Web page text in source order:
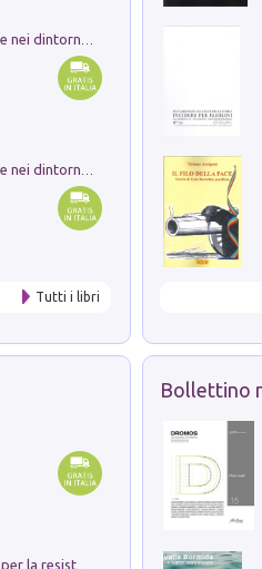
Tutti i libri
Memorial Santa Giulia. Sculture per la resistenza Monchio di Palagano
Bollettino